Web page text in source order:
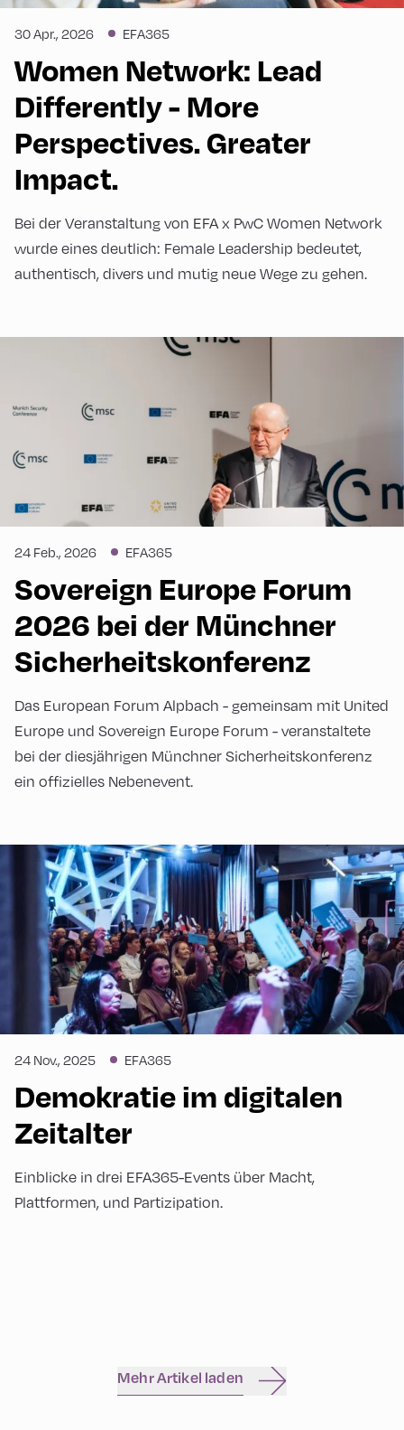
30 Apr., 2026 EFA365
Women Network: Lead
Differently - More
Perspectives. Greater
Impact.
Bei der Veranstaltung von EFA x PwC Women Network
wurde eines deutlich: Female Leadership bedeutet,
authentisch, divers und mutig neue Wege zu gehen.
24 Feb., 2026 EFA365
Sovereign Europe Forum
2026 bei der Münchner
Sicherheitskonferenz
Das European Forum Alpbach - gemeinsam mit United
Europe und Sovereign Europe Forum - veranstaltete
bei der diesjährigen Münchner Sicherheitskonferenz
ein offizielles Nebenevent.
24 Nov., 2025 EFA365
Demokratie im digitalen
Zeitalter
Einblicke in drei EFA365-Events über Macht,
Plattformen, und Partizipation.
Mehr Artikel laden